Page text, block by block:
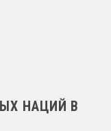
НАЦИЙ В